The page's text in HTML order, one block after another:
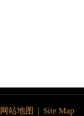
网站地图 | Site Map